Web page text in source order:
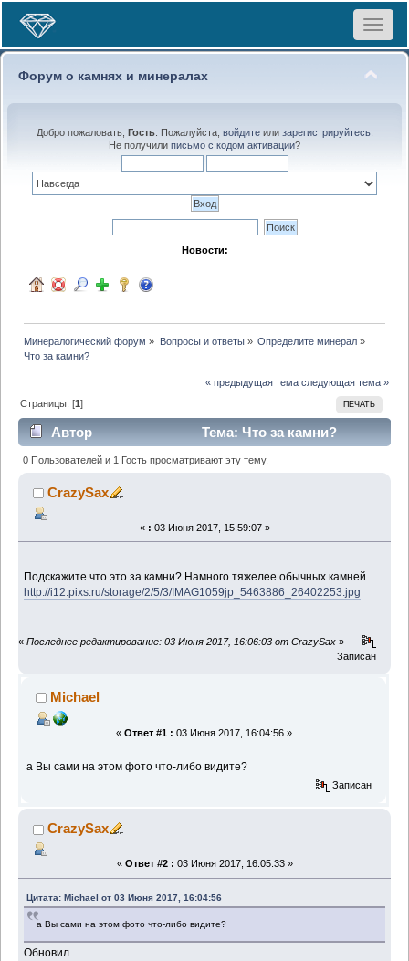
Toggle
Форум о камнях и минералах
Добро пожаловать, Гость. Пожалуйста, войдитеили зарегистрируйтесь.
Не получили письмо с кодом активации?
Новости:
Минералогический форум » Вопросы и ответы» Определите минерал»
Что за камни?
« предыдущая тема следующая тема »
ПЕЧАТЬ
Страницы: [1]
Автор
Тема: Что за камни?
(Прочитано 2080 раз)
0 Пользователей и 1 Гость просматривают эту тему.
CrazySax
« : 03 Июня 2017, 15:59:07 »
Подскажите что это за камни? Намного тяжелее обычных камней.
http://i12.pixs.ru/storage/2/5/3/IMAG1059jp_5463886_26402253.jpg
« Последнее редактирование: 03 Июня 2017, 16:06:03 от CrazySax »
Записан
Michael
« Ответ #1 : 03 Июня 2017, 16:04:56 »
а Вы сами на этом фото что-либо видите?
Записан
CrazySax
« Ответ #2 : 03 Июня 2017, 16:05:33 »
Цитата: Michael от 03 Июня 2017, 16:04:56
а Вы сами на этом фото что-либо видите?
Обновил